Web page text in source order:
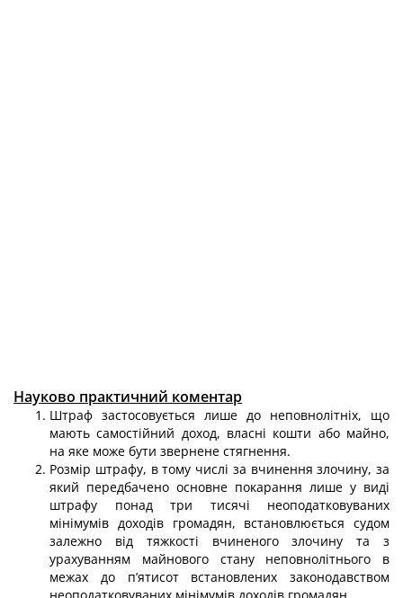
Науково практичний коментар
Штраф застосовується лише до неповнолітніх, що
мають самостійний доход, власні кошти або майно,
на яке може бути звернене стягнення.
Розмір штрафу, в тому числі за вчинення злочину, за
який передбачено основне покарання лише у виді
штрафу понад три тисячі неоподатковуваних
мінімумів доходів громадян, встановлюється судом
залежно від тяжкості вчине­ного злочину та з
урахуванням майнового стану неповнолітнього в
межах до п’ятисот встановлених законодавством